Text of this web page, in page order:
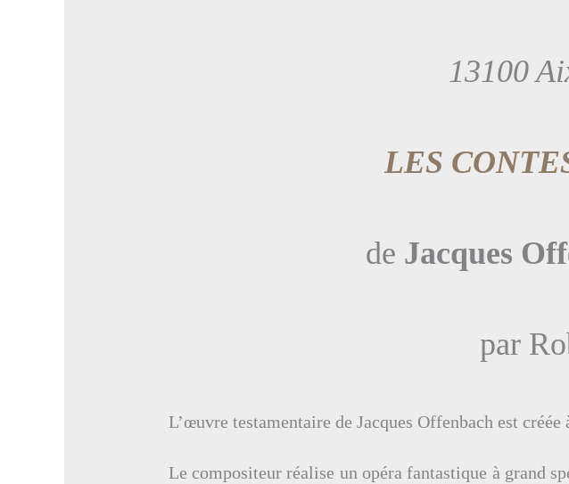
13100
LES
de Jacques
par
L’œuvre testamentaire de Jacques Offenbach est
Le compositeur réalise un opéra fantastique à grand